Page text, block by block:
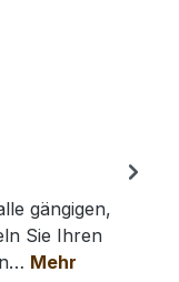
gängigen,
Sie Ihren
Mehr